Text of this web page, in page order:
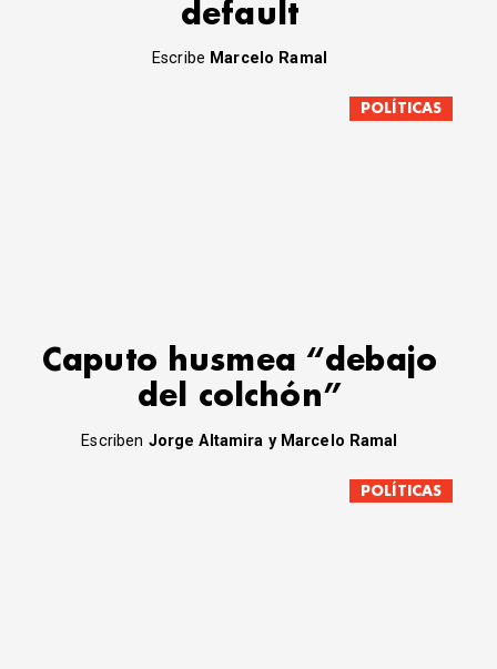
default
Escribe Marcelo Ramal
POLÍTICAS
Caputo husmea “debajo
del colchón”
Escriben Jorge Altamira y Marcelo Ramal
POLÍTICAS